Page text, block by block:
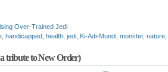
Over-Trained Jedi
handicapped health jedi Ki-Adi-Mundi monster, nature
tribute to New Order)